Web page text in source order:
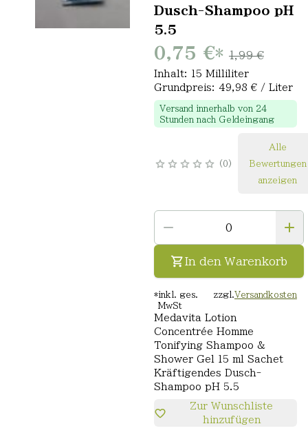
Dusch-Shampoo pH
5.5
0,75 €* 1,99 €
Inhalt: 15 Milliliter
Grundpreis: 49,98 € / Liter
Versand innerhalb von 24
Stunden nach Geldeingang
0
Alle
Bewertungen
anzeigen
In den Warenkorb
*inkl. ges.
MwSt
zzgl. Versandkosten
Medavita Lotion
Concentrée Homme
Tonifying Shampoo &
Shower Gel 15 ml Sachet
Kräftigendes Dusch-
Shampoo pH 5.5
Zur Wunschliste
hinzufügen